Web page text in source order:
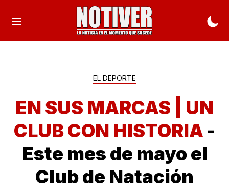
EL DEPORTE
EN SUS MARCAS | UN
CLUB CON HISTORIA -
Este mes de mayo el
Club de Natación